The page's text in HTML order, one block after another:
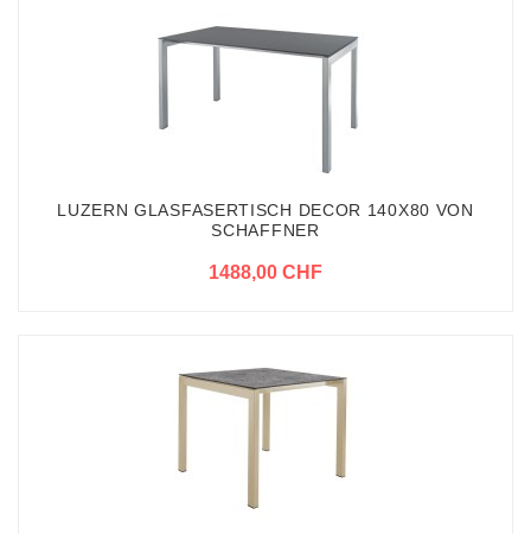
LUZERN GLASFASERTISCH DECOR 140X80 VON
SCHAFFNER
1488,00 CHF